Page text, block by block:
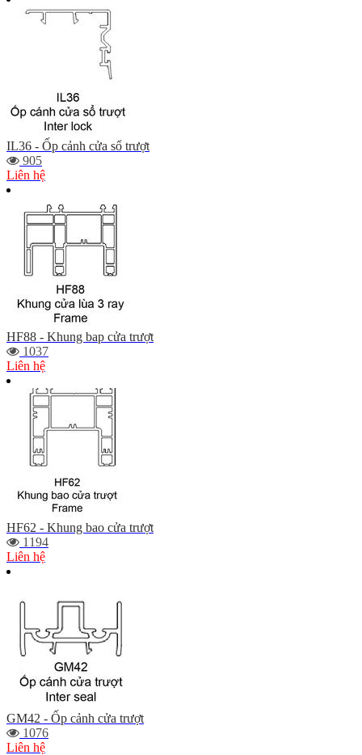
IL36 - Ốp cảnh cửa sổ trượt
905
Liên hệ
HF88 - Khung bap cửa trượt
1037
Liên hệ
HF62 - Khung bao cửa trượt
1194
Liên hệ
GM42 - Ốp cảnh cửa trượt
1076
Liên hệ